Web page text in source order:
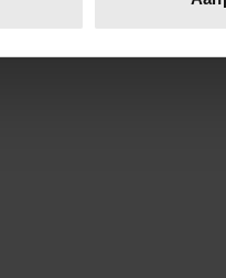
of intrekken in de
en advertenties te
Ook delen we informatie